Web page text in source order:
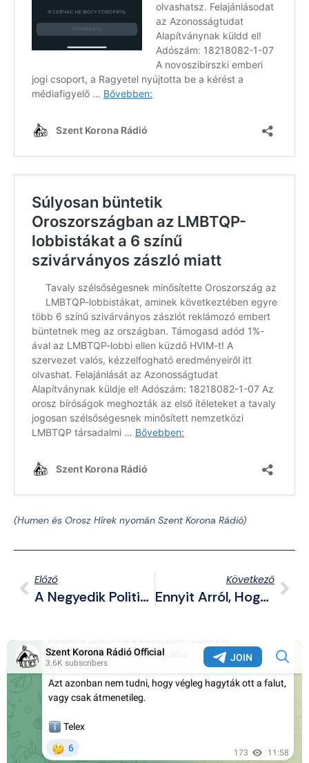
(Humen és Orosz Hírek nyomán Szent Korona Rádió)
Előző
A Negyedik Politikai Eszme, Mint Harc A Liberalizmus És Modernitás Ellen (interjúrészlet Daria Duginával)
Következő
Ennyit Arról, Hogy Kimaradunk A Háborúból: A NATO Katonái Zsoldosnak Álcázva Harcolnak Ukrajnában